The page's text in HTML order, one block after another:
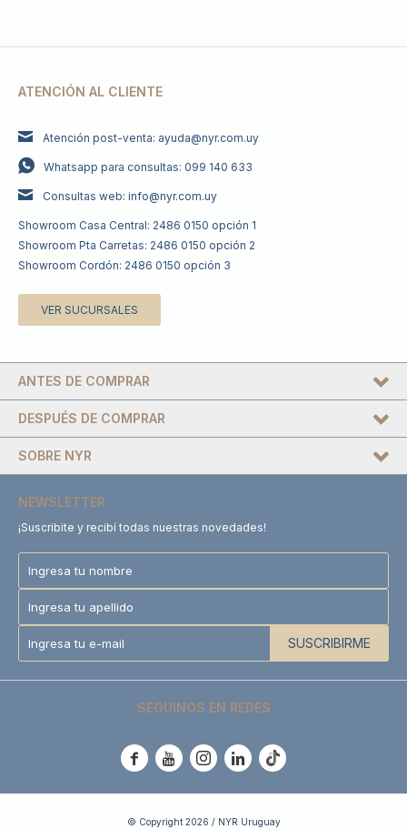
ATENCIÓN AL CLIENTE
Atención post-venta: ayuda@nyr.com.uy
Whatsapp para consultas: 099 140 633
Consultas web: info@nyr.com.uy
Showroom Casa Central: 2486 0150 opción 1
Showroom Pta Carretas: 2486 0150 opción 2
Showroom Cordón: 2486 0150 opción 3
VER SUCURSALES
DESPUÉS DE COMPRAR
SOBRE NYR
ANTES DE COMPRAR
NEWSLETTER
¡Suscribite y recibí todas nuestras novedades!
SUSCRIBIRME
SEGUINOS EN REDES
    
© Copyright 2026 / NYR Uruguay